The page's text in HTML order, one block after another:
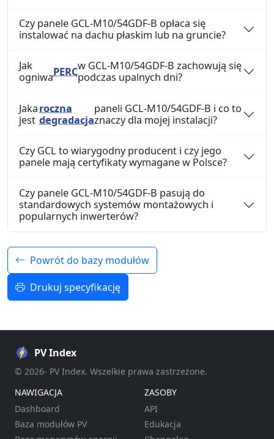
Czy panele GCL-M10/54GDF-B opłaca się
instalować na dachu płaskim lub na gruncie?
Jak
ogniwaPERCw GCL-M10/54GDF-B zachowują się
podczas upalnych dni?
Jaka
jest
roczna
degradacja
paneli GCL-M10/54GDF-B i co to
znaczy dla mojej instalacji?
Czy GCL to wiarygodny producent i czy jego
panele mają certyfikaty wymagane w Polsce?
Czy panele GCL-M10/54GDF-B pasują do
standardowych systemów montażowych i
popularnych inwerterów?
Powrót do bazy modułów
Drukuj specyfikację
PV Index
© 2026- PV Index. Wszelkie prawa zastrzeżone.
NAWIGACJA
Dashboard
Baza modułów PV
ZASOBY
API
Edukacja